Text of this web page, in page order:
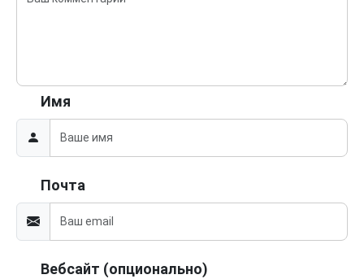
Имя
Почта
Вебсайт (опционально)